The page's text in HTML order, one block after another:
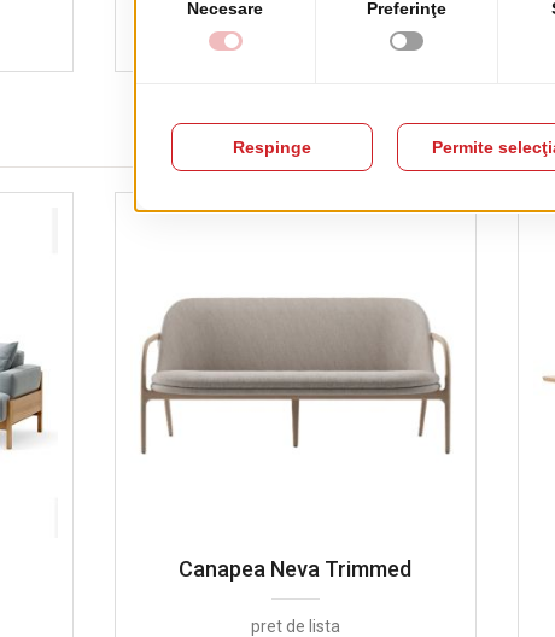
2204.00 EUR
Canapea Neva Trimmed
pret de lista